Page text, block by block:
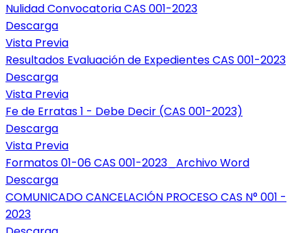
Nulidad Convocatoria CAS 001-2023
Descarga
Vista Previa
Resultados Evaluación de Expedientes CAS 001-2023
Descarga
Vista Previa
Fe de Erratas 1 - Debe Decir (CAS 001-2023)
Descarga
Vista Previa
Formatos 01-06 CAS 001-2023_Archivo Word
Descarga
COMUNICADO CANCELACIÓN PROCESO CAS N° 001 -
2023